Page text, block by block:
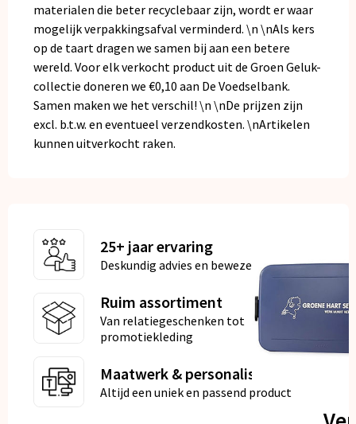
materialen die beter recyclebaar zijn, wordt er waar
mogelijk verpakkingsafval verminderd. \n \nAls kers
op de taart dragen we samen bij aan een betere
wereld. Voor elk verkocht product uit de Groen Geluk-
collectie doneren we €0,10 aan De Voedselbank.
Samen maken we het verschil! \n \nDe prijzen zijn
excl. b.t.w. en eventueel verzendkosten. \nArtikelen
kunnen uitverkocht raken.
25+ jaar ervaring
Deskundig advies en bewezen kwaliteit
Ruim assortiment
Van relatiegeschenken tot
promotiekleding
Maatwerk & personalisatie
Altijd een uniek en passend product